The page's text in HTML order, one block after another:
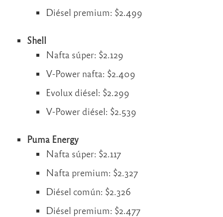
Diésel premium: $2.499
Shell
Nafta súper: $2.129
V-Power nafta: $2.409
Evolux diésel: $2.299
V-Power diésel: $2.539
Puma Energy
Nafta súper: $2.117
Nafta premium: $2.327
Diésel común: $2.326
Diésel premium: $2.477